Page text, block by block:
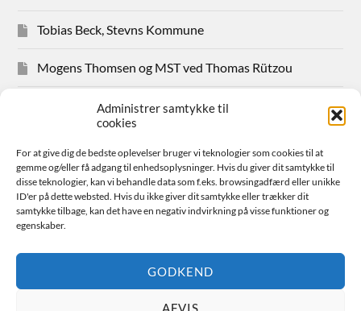
Administrer samtykke til
cookies
For at give dig de bedste oplevelser bruger vi teknologier som cookies til at
gemme og/eller få adgang til enhedsoplysninger. Hvis du giver dit samtykke til
disse teknologier, kan vi behandle data som f.eks. browsingadfærd eller unikke
ID'er på dette websted. Hvis du ikke giver dit samtykke eller trækker dit
samtykke tilbage, kan det have en negativ indvirkning på visse funktioner og
egenskaber.
GODKEND
AFVIS
Tobias Beck, Stevns Kommune
Mogens Thomsen og MST ved Thomas Rützou
Avisudklip 2024
Sager for medlemmer
Bestyrelsen
Avisudklip 2026